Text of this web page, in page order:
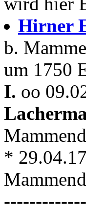
Hirner
b.
um 1750
I. oo
*